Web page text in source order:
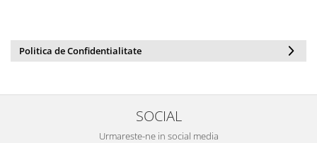
Politica de Confidentialitate
SOCIAL
Urmareste-ne in social media